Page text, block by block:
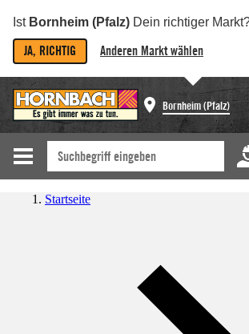
Ist Bornheim (Pfalz) Dein richtiger
JA, RICHTIG Anderen Markt wählen
Bornheim (Pfalz)
Startseite